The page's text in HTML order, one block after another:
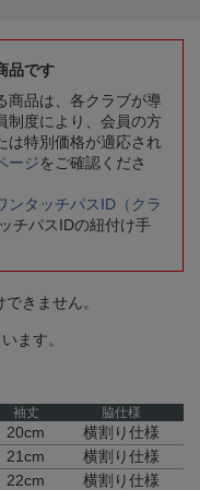
品です
商品は、各クラブが導
制度により、会員の方
は特別価格が適応され
ージをご確認くださ
ンタッチパスID（クラ
チパスIDの紐付け手
きません。
ます。
袖丈 脇仕様
20cm
横割り仕様
21cm
横割り仕様
22cm
横割り仕様